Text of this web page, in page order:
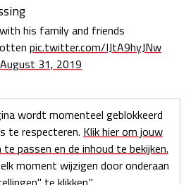
zo 05:00 - 07:00
27 - 29 nov
za 15:00 - 16:00
his family and friends
pic.twitter.com/IJtA9hyJNw
August 31, 2019
wordt momenteel geblokkeerd
te respecteren. Klik hier om jouw
passen en de inhoud te bekijken.
moment wijzigen door onderaan